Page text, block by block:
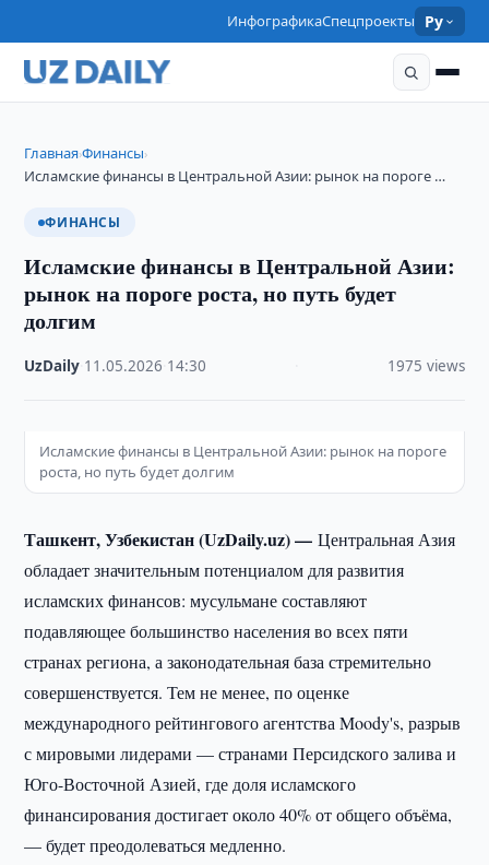
ИнфографикаСпецпроекты Ру
Главная›Финансы›
Исламские финансы в Центральной Азии: рынок на пороге …
ФИНАНСЫ
Исламские финансы в Центральной Азии:
рынок на пороге роста, но путь будет
долгим
UzDaily 11.05.2026 14:30 1975 views
Исламские финансы в Центральной Азии: рынок на пороге
роста, но путь будет долгим
Ташкент, Узбекистан (UzDaily.uz) —Центральная Азия
обладает значительным потенциалом для развития
исламских финансов: мусульмане составляют
подавляющее большинство населения во всех пяти
странах региона, а законодательная база стремительно
совершенствуется. Тем не менее, по оценке
международного рейтингового агентства Moody's, разрыв
с мировыми лидерами — странами Персидского залива и
Юго-Восточной Азией, где доля исламского
финансирования достигает около 40% от общего объёма,
— будет преодолеваться медленно.